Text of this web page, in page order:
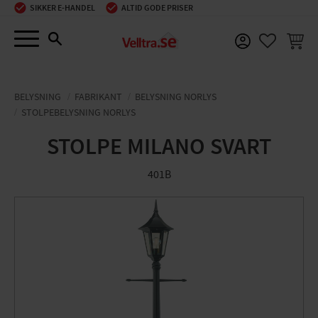
Menu
SIKKER E-HANDEL ALTID GODE PRISER
BELYSNING FABRIKANT
BELYSNING NORLYS
STOLPEBELYSNING NORLYS
STOLPE MILANO SVART
401B